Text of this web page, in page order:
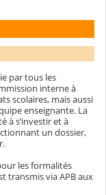
par tous les
interne à
scolaires, mais aussi
enseignante. La
à s’investir et à
un dossier,
les formalités
transmis via APB aux